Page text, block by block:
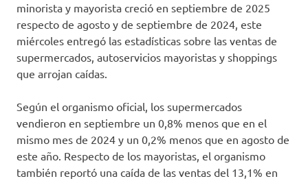
minorista y mayorista creció en septiembre de 2025
respecto de agosto y de septiembre de 2024, este
miércoles entregó las estadísticas sobre las ventas de
supermercados, autoservicios mayoristas y shoppings
que arrojan caídas.
Según el organismo oficial, los supermercados
vendieron en septiembre un 0,8% menos que en el
mismo mes de 2024 y un 0,2% menos que en agosto de
este año. Respecto de los mayoristas, el organismo
también reportó una caída de las ventas del 13,1% en